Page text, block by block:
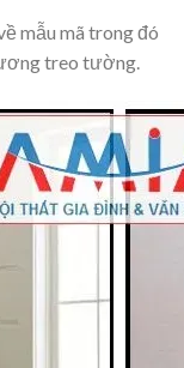
mẫu mã trong đó
treo tường.